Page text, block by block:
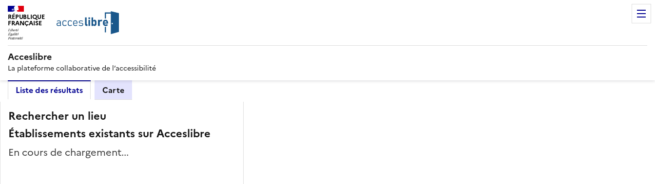
RÉPUBLIQUE
FRANÇAISE
Acceslibre
La plateforme collaborative de l’accessibilité
Liste des résultats Carte
Rechercher un lieu
Établissements existants sur Acceslibre
En cours de chargement...